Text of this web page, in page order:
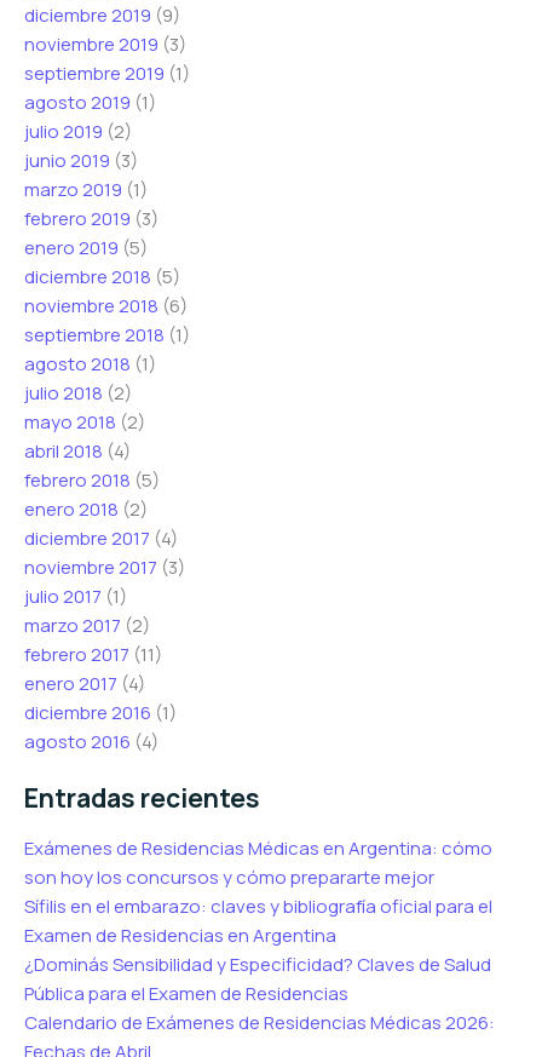
diciembre 2019 (9)
noviembre 2019 (3)
septiembre 2019 (1)
agosto 2019 (1)
julio 2019 (2)
junio 2019 (3)
marzo 2019 (1)
febrero 2019 (3)
enero 2019 (5)
diciembre 2018 (5)
noviembre 2018 (6)
septiembre 2018 (1)
agosto 2018 (1)
julio 2018 (2)
mayo 2018 (2)
abril 2018 (4)
febrero 2018 (5)
enero 2018 (2)
diciembre 2017 (4)
noviembre 2017 (3)
julio 2017 (1)
marzo 2017 (2)
febrero 2017 (11)
enero 2017 (4)
diciembre 2016 (1)
agosto 2016 (4)
Entradas recientes
Exámenes de Residencias Médicas en Argentina: cómo
son hoy los concursos y cómo prepararte mejor
Sífilis en el embarazo: claves y bibliografía oficial para el
Examen de Residencias en Argentina
¿Dominás Sensibilidad y Especificidad? Claves de Salud
Pública para el Examen de Residencias
Calendario de Exámenes de Residencias Médicas 2026: